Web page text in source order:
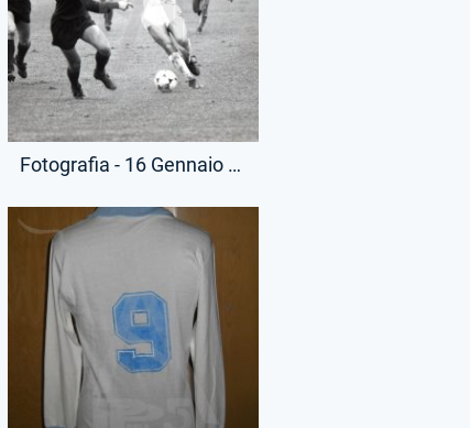
Fotografia - 16 Gennaio 1980 - Coppa Italia - Lazio-Torino